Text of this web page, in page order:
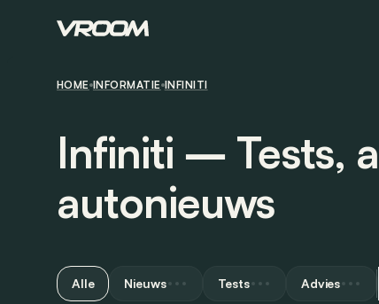
HOME INFORMATIE INFINITI
Infiniti ― Tests,
autonieuws
Alle Nieuws Tests Advies